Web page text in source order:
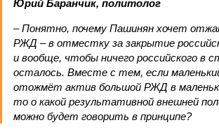
Юрий Баранчик, политолог
– Понятно, почему Пашинян хочет
РЖД – в отместку за закрытие
и вообще, чтобы ничего российского в
осталось. Вместе с тем, если
отожмёт актив большой РЖД в
то о какой результативной внешней
можно будет говорить в принципе?